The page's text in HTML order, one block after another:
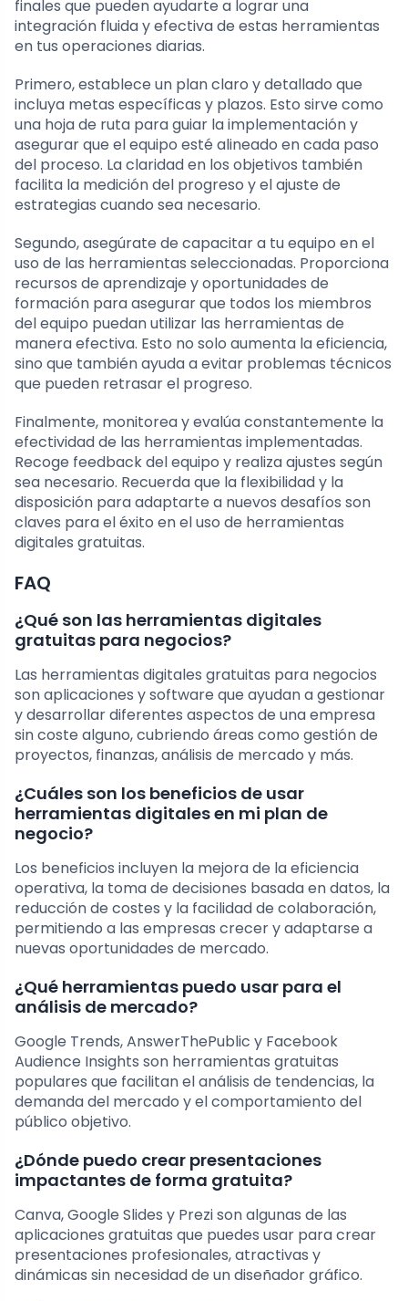
finales que pueden ayudarte a lograr una
integración fluida y efectiva de estas herramientas
en tus operaciones diarias.
Primero, establece un plan claro y detallado que
incluya metas específicas y plazos. Esto sirve como
una hoja de ruta para guiar la implementación y
asegurar que el equipo esté alineado en cada paso
del proceso. La claridad en los objetivos también
facilita la medición del progreso y el ajuste de
estrategias cuando sea necesario.
Segundo, asegúrate de capacitar a tu equipo en el
uso de las herramientas seleccionadas. Proporciona
recursos de aprendizaje y oportunidades de
formación para asegurar que todos los miembros
del equipo puedan utilizar las herramientas de
manera efectiva. Esto no solo aumenta la eficiencia,
sino que también ayuda a evitar problemas técnicos
que pueden retrasar el progreso.
Finalmente, monitorea y evalúa constantemente la
efectividad de las herramientas implementadas.
Recoge feedback del equipo y realiza ajustes según
sea necesario. Recuerda que la flexibilidad y la
disposición para adaptarte a nuevos desafíos son
claves para el éxito en el uso de herramientas
digitales gratuitas.
FAQ
¿Qué son las herramientas digitales
gratuitas para negocios?
Las herramientas digitales gratuitas para negocios
son aplicaciones y software que ayudan a gestionar
y desarrollar diferentes aspectos de una empresa
sin coste alguno, cubriendo áreas como gestión de
proyectos, finanzas, análisis de mercado y más.
¿Cuáles son los beneficios de usar
herramientas digitales en mi plan de
negocio?
Los beneficios incluyen la mejora de la eficiencia
operativa, la toma de decisiones basada en datos, la
reducción de costes y la facilidad de colaboración,
permitiendo a las empresas crecer y adaptarse a
nuevas oportunidades de mercado.
¿Qué herramientas puedo usar para el
análisis de mercado?
Google Trends, AnswerThePublic y Facebook
Audience Insights son herramientas gratuitas
populares que facilitan el análisis de tendencias, la
demanda del mercado y el comportamiento del
público objetivo.
¿Dónde puedo crear presentaciones
impactantes de forma gratuita?
Canva, Google Slides y Prezi son algunas de las
aplicaciones gratuitas que puedes usar para crear
presentaciones profesionales, atractivas y
dinámicas sin necesidad de un diseñador gráfico.